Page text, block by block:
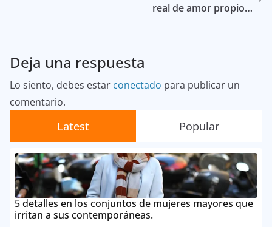
real de amor propio…
Deja una respuesta
Lo siento, debes estar conectado para publicar un
comentario.
Latest Popular
5 detalles en los conjuntos de mujeres mayores que
irritan a sus contemporáneas.